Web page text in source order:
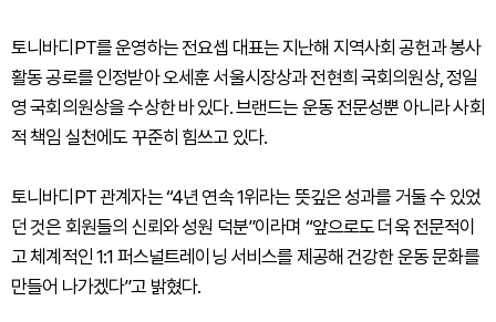
토니바디PT를 운영하는 전요셉 대표는 지난해 지역사회 공헌과 봉사
활동 공로를 인정받아 오세훈 서울시장상과 전현희 국회의원상, 정일
영 국회의원상을 수상한 바 있다. 브랜드는 운동 전문성뿐 아니라 사회
적 책임 실천에도 꾸준히 힘쓰고 있다.
토니바디PT 관계자는 “4년 연속 1위라는 뜻깊은 성과를 거둘 수 있었
던 것은 회원들의 신뢰와 성원 덕분”이라며 “앞으로도 더욱 전문적이
고 체계적인 1:1 퍼스널트레이닝 서비스를 제공해 건강한 운동 문화를
만들어 나가겠다”고 밝혔다.